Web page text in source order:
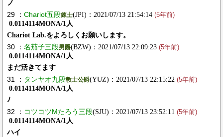
ノ
29 ： Chariot五段錬士(JPI)：2021/07/13 21:54:14 (5年前)
0.0114114MONA/1人
Chariot Lab.をよろしくお願いします。
30 ： 名茄子三段男爵(BZW)：2021/07/13 22:09:23 (5年前)
0.0114114MONA/1人
まだ活きてます
31 ： タンヤオ九段教士公爵(YUZ)：2021/07/13 22:15:22 (5年前)
0.0114114MONA/1人
ﾉ
32 ： コツコツMたろう三段(SJU)：2021/07/13 23:52:11 (5年前)
0.0114114MONA/1人
ハイ